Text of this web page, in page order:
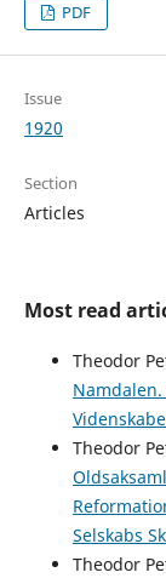
PDF
Issue
1920
Section
Articles
Most read
Theodor
Theodor
Selskabs
Theodor